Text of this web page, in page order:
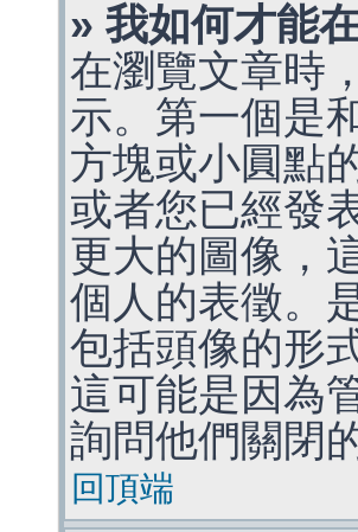
» 我如何才能
在瀏覽文章時
示。第一個是
方塊或小圓點
或者您已經發
更大的圖像，
個人的表徵。
包括頭像的形
這可能是因為
詢問他們關閉
回頂端